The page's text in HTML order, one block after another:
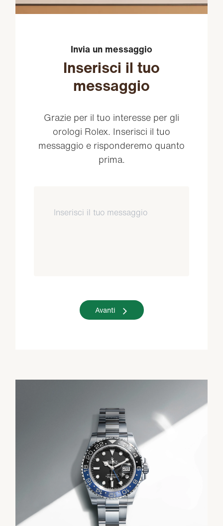
Invia un messaggio
Inserisci il tuo
messaggio
Grazie per il tuo interesse per gli
orologi Rolex. Inserisci il tuo
messaggio e risponderemo quanto
prima.
Avanti